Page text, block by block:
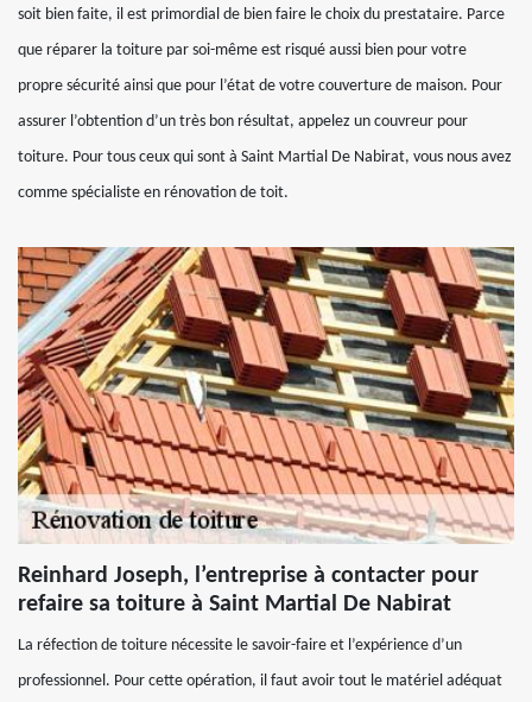
soit bien faite, il est primordial de bien faire le choix du prestataire. Parce
que réparer la toiture par soi-même est risqué aussi bien pour votre
propre sécurité ainsi que pour l’état de votre couverture de maison. Pour
assurer l’obtention d’un très bon résultat, appelez un couvreur pour
toiture. Pour tous ceux qui sont à Saint Martial De Nabirat, vous nous avez
comme spécialiste en rénovation de toit.
Reinhard Joseph, l’entreprise à contacter pour
refaire sa toiture à Saint Martial De Nabirat
La réfection de toiture nécessite le savoir-faire et l’expérience d’un
professionnel. Pour cette opération, il faut avoir tout le matériel adéquat